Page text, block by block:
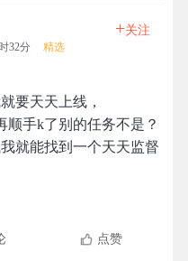
32分 精选
+关注
要天天上线，
顺手k了别的任务不是？
就能找到一个天天监督
点赞